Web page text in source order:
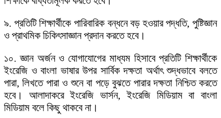
৯. প্রতিটি শিক্ষার্থীকে পারিবারিক বন্ধনে বড় হওয়ার পদ্ধতি, পুষ্টিজ্ঞান
ও প্রাথমিক চিকিৎসাজ্ঞান প্রদান করতে হবে।
১০. জ্ঞান অর্জন ও যোগাযোগের মাধ্যম হিসাবে প্রতিটি শিক্ষার্থীকে
ইংরেজি ও বাংলা ভাষার উপর সার্বিক দক্ষতা অর্থাৎ শুদ্ধভাবে বলতে
পারা, লিখতে পারা ও শুনে বা পড়ে বুঝতে পারার দক্ষতা নিশ্চিত করতে
হবে। আলাদাকরে ইংরেজি ভার্সন, ইংরেজি মিডিয়াম বা বাংলা
মিডিয়াম বলে কিছু থাকবে না।